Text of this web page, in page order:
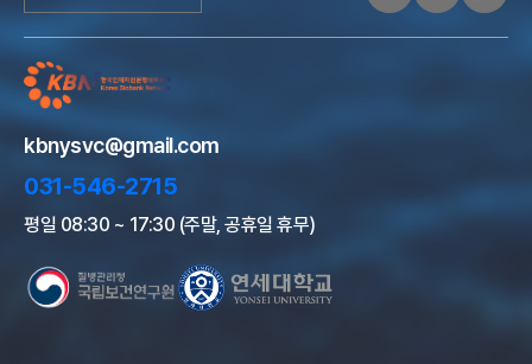
kbnysvc@gmail.com
031-546-2715
평일 08:30 ~ 17:30 (주말, 공휴일 휴무)